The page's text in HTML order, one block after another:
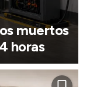
muertos
horas